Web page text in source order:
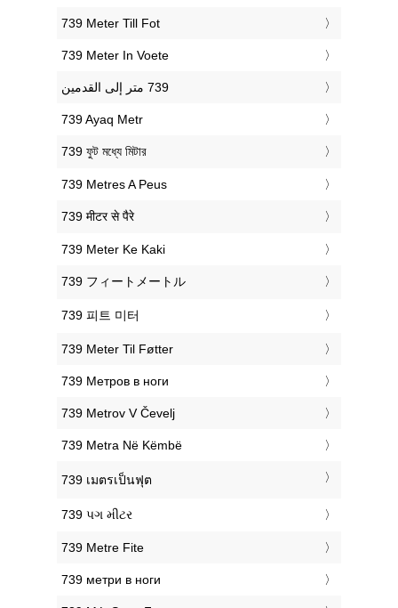
‎739 Meter Till Fot
‎739 Meter In Voete
‎739 Ayaq Metr
‎739 ফুট মধ্যে মিটার
‎739 Metres A Peus
‎739 मीटर से पैरे
‎739 Meter Ke Kaki
‎739 フィートメートル
‎739 피트 미터
‎739 Meter Til Føtter
‎739 Метров в ноги
‎739 Metrov V Čevelj
‎739 Metra Në Këmbë
‎739 เมตรเป็นฟุต
‎739 પગ મીટર
‎739 Metre Fite
‎739 метри в ноги